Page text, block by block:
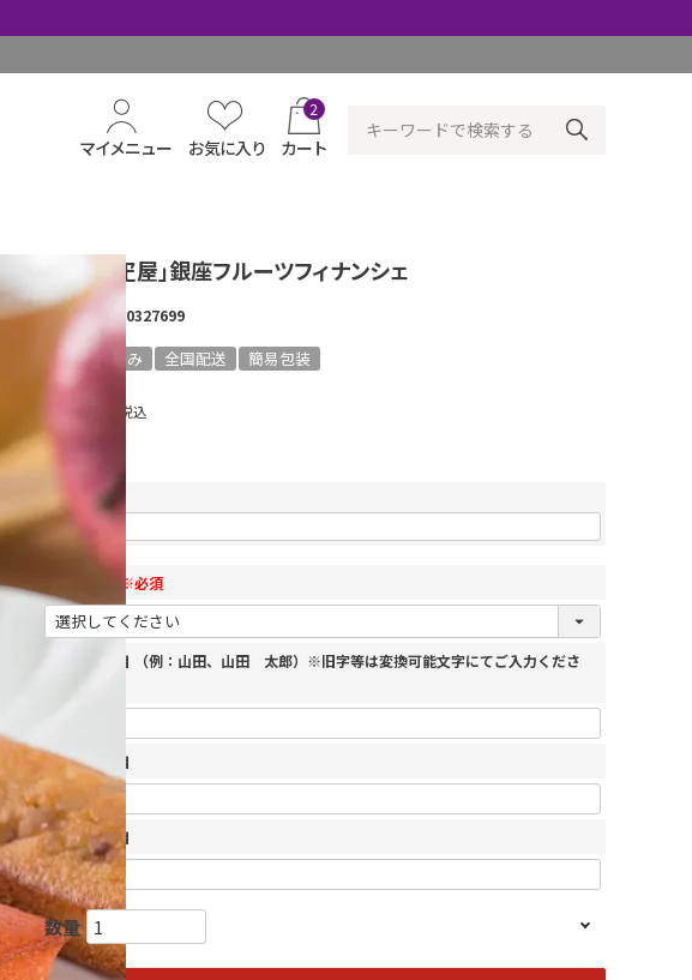
マイメニュー お気に入り
2
カート
「銀座千疋屋」銀座フルーツフィナンシェ
商品番号 2600327699
全国送料込み 全国配送 簡易包装
税込
送料込
着日指定
のし表書き ※必須
名入れ一行目 （例：山田、山田 太郎）※旧字等は変換可能文字にてご入力くださ
名入れ二行目
名入れ三行目